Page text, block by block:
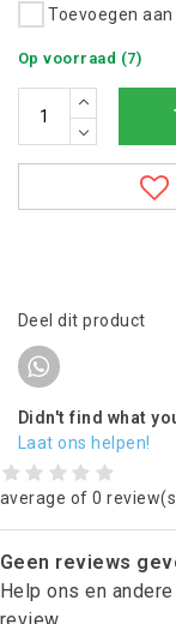
Toevoegen
Op voorraad (7)
Deel dit product
Didn't find what
Laat ons helpen!
average of 0
Geen reviews
Help ons en